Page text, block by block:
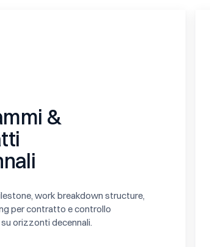
&
work breakdown structure,
per contratto e controllo
orizzonti decennali.